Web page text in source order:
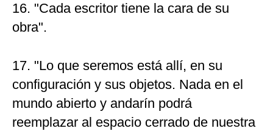
16. "Cada escritor tiene la cara de su
obra".
17. "Lo que seremos está allí, en su
configuración y sus objetos. Nada en el
mundo abierto y andarín podrá
reemplazar al espacio cerrado de nuestra